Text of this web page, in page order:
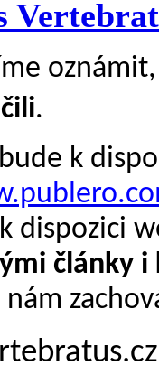
.
k
dispozici
články i
nám